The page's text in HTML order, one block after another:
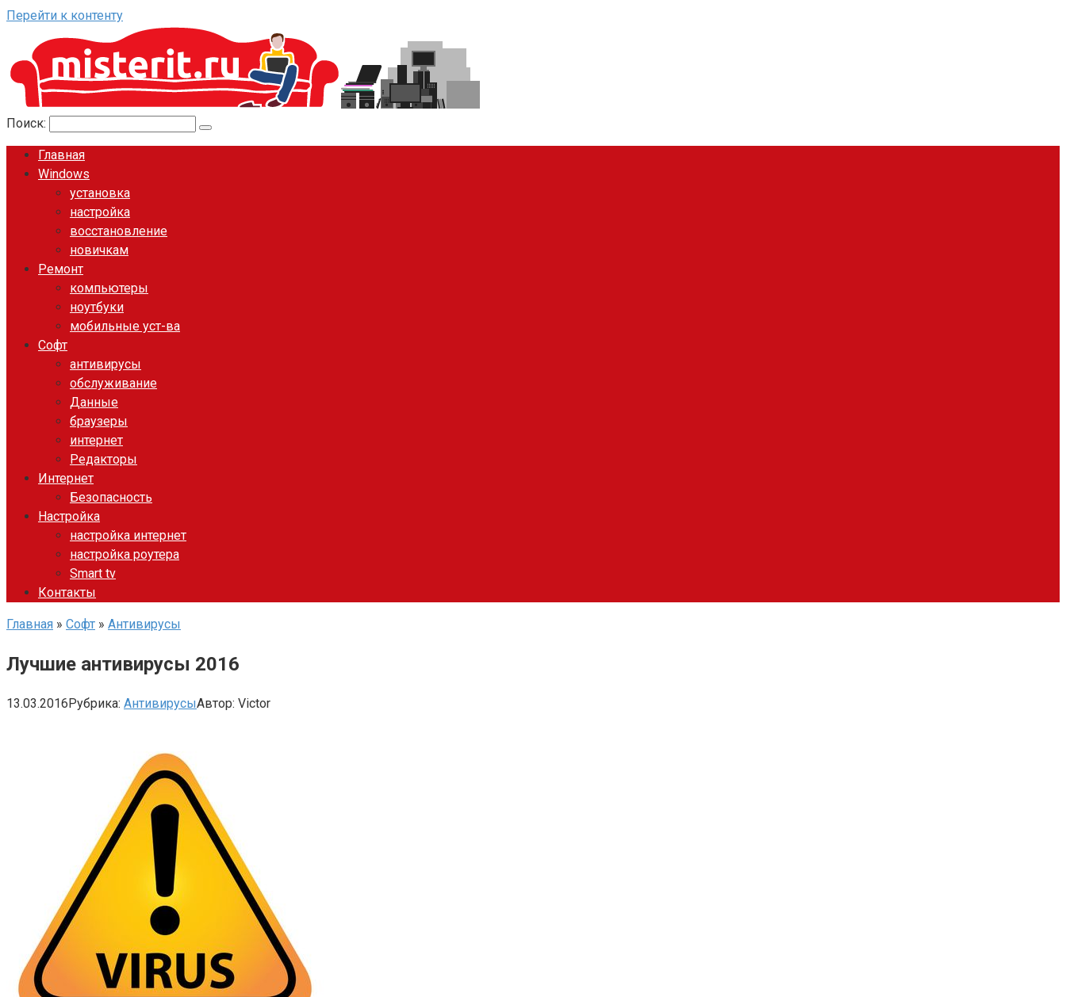
Перейти к контенту
Поиск:
Главная
Windows
установка
настройка
восстановление
новичкам
Ремонт
компьютеры
ноутбуки
мобильные уст-ва
Софт
антивирусы
обслуживание
Данные
браузеры
интернет
Редакторы
Интернет
Безопасность
Настройка
настройка интернет
настройка роутера
Smart tv
Контакты
Главная » Софт » Антивирусы
Лучшие антивирусы 2016
13.03.2016Рубрика: АнтивирусыАвтор: Victor